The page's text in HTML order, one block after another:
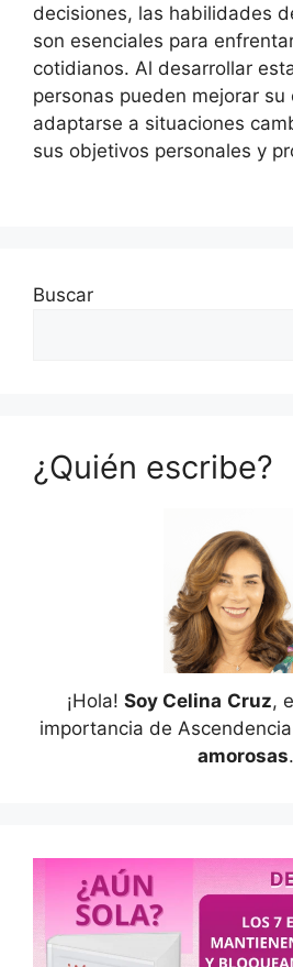
decisiones, las habilidades
son esenciales para
cotidianos. Al desarrollar
personas pueden mejorar su
adaptarse a situaciones
sus objetivos personales y
Buscar
¿Quién escribe?
¡Hola! Soy Celina Cruz,
importancia de
amorosas.